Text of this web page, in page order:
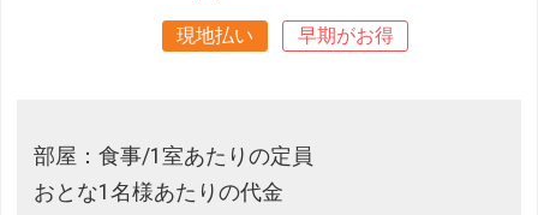
現地払い 早期がお得
部屋：食事/1室あたりの定員
おとな1名様あたりの代金